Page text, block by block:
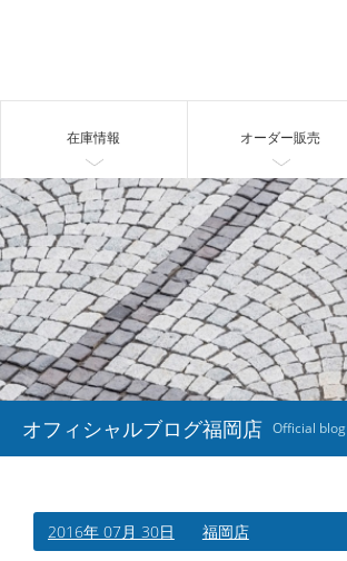
在庫情報 オーダー販売
オフィシャルブログ福岡店 Official blog
2016年 07月 30日 福岡店